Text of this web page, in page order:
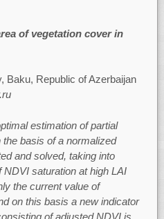
of vegetation cover in
Baku, Republic of Azerbaijan
estimation of partial
basis of a normalized
and solved, taking into
saturation at high LAI
the current value of
on this basis a new indicator
of adjusted NDVI is